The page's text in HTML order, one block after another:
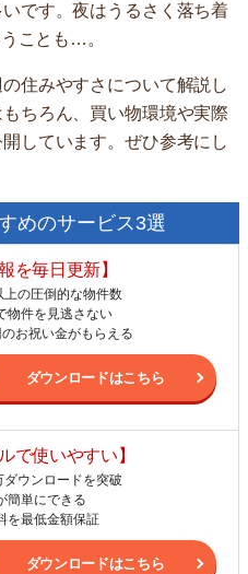
です。夜はうるさく落ち着
ことも…。
住みやすさについて解説し
ちろん、買い物環境や実際
しています。ぜひ参考にし
めのサービス3選
を毎日更新】
上の圧倒的な物件数
物件を見逃さない
のお祝い金がもらえる
ダウンロードはこちら
で使いやすい】
ダウンロードを突破
簡単にできる
を最低金額保証
ダウンロードはこちら